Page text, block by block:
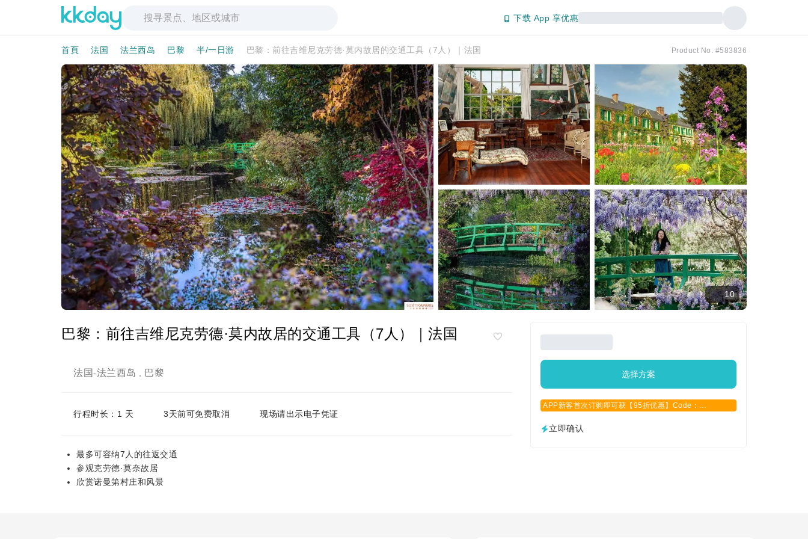
下载 App 享优惠
首頁 法国 法兰西岛 巴黎 半/一日游 巴黎：前往吉维尼克劳德·莫内故居的交通工具（7人）｜法国 Product No. #583836
10
巴黎：前往吉维尼克劳德·莫内故居的交通工具（7人）｜法国
法国-法兰西岛 巴黎
行程时长：1 天 3天前可免费取消 现场请出示电子凭证
最多可容纳7人的往返交通
参观克劳德·莫奈故居
欣赏诺曼第村庄和风景
选择方案
APP新客首次订购即可获【95折优惠】Code：
立即确认